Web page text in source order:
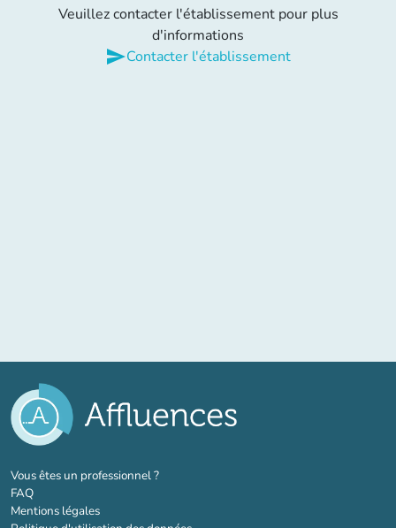
Veuillez contacter l'établissement pour plus
d'informations
sendContacter l'établissement
Vous êtes un professionnel ?(nouvel onglet)
FAQ
Mentions légales